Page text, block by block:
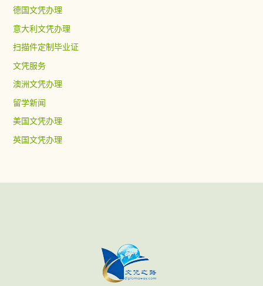
德国文凭办理
意大利文凭办理
扫描件定制毕业证
文凭服务
澳洲文凭办理
留学新闻
美国文凭办理
英国文凭办理